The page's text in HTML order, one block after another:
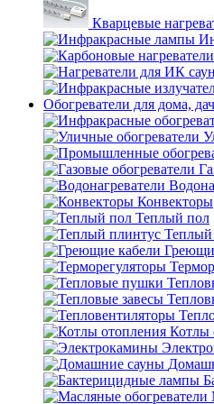
Кварцевые
Обогреватели для дома,
Конвекторы
Теплый пол
Теплый
Котлы